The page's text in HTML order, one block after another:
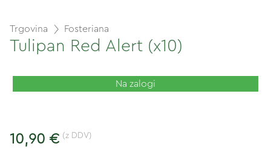
Trgovina Fosteriana
Tulipan Red Alert (x10)
Na zalogi
10,90 € (z DDV)